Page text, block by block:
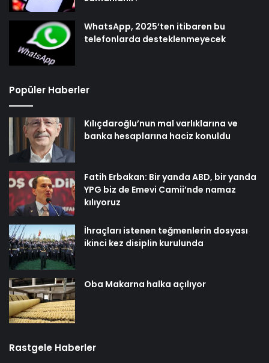
WhatsApp, 2025’ten itibaren bu
telefonlarda desteklenmeyecek
Popüler Haberler
Kılıçdaroğlu’nun mal varlıklarına ve
banka hesaplarına haciz konuldu
Fatih Erbakan: Bir yanda ABD, bir yanda
YPG biz de Emevi Camii’nde namaz
kılıyoruz
İhraçları istenen teğmenlerin dosyası
ikinci kez disiplin kurulunda
Oba Makarna halka açılıyor
Rastgele Haberler